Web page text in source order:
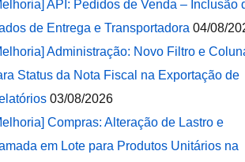
API: Pedidos de Venda – Inclusão
de Entrega e Transportadora 04/08/
Administração: Novo Filtro e
Status da Nota Fiscal na Exportação de
03/08/2026
Compras: Alteração de Lastro e
em Lote para Produtos Unitários na